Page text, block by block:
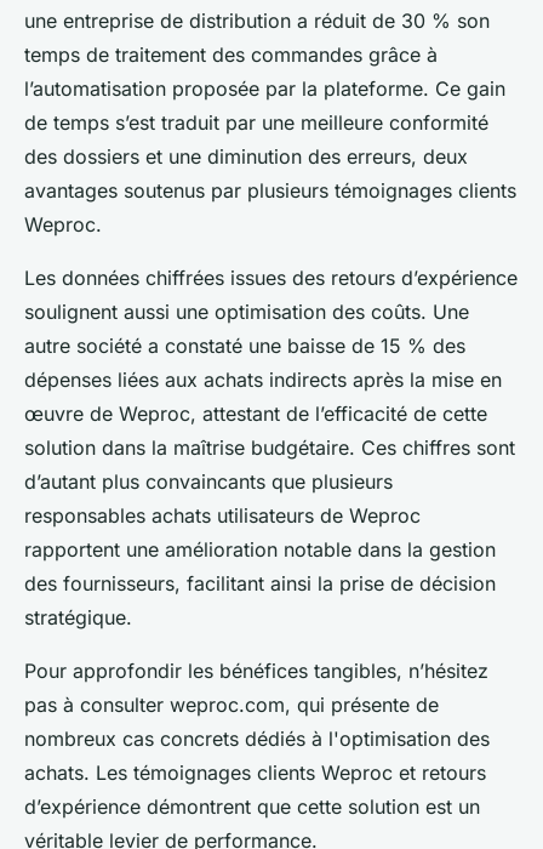
une entreprise de distribution a réduit de 30 % son
temps de traitement des commandes grâce à
l’automatisation proposée par la plateforme. Ce gain
de temps s’est traduit par une meilleure conformité
des dossiers et une diminution des erreurs, deux
avantages soutenus par plusieurs témoignages clients
Weproc.
Les données chiffrées issues des retours d’expérience
soulignent aussi une optimisation des coûts. Une
autre société a constaté une baisse de 15 % des
dépenses liées aux achats indirects après la mise en
œuvre de Weproc, attestant de l’efficacité de cette
solution dans la maîtrise budgétaire. Ces chiffres sont
d’autant plus convaincants que plusieurs
responsables achats utilisateurs de Weproc
rapportent une amélioration notable dans la gestion
des fournisseurs, facilitant ainsi la prise de décision
stratégique.
Pour approfondir les bénéfices tangibles, n’hésitez
pas à consulter weproc.com, qui présente de
nombreux cas concrets dédiés à l'optimisation des
achats. Les témoignages clients Weproc et retours
d’expérience démontrent que cette solution est un
véritable levier de performance.